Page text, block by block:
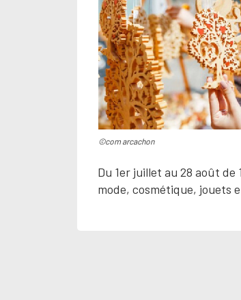
©com arcachon
Du 1er juillet au 28 août
mode, cosmétique, jouets